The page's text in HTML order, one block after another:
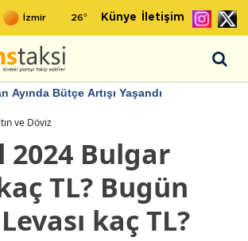
26° Künye İletişim
Ayında Bütçe Artışı Yaşandı
ve Döviz
2024 Bulgar
TL? Bugün
kaç TL?